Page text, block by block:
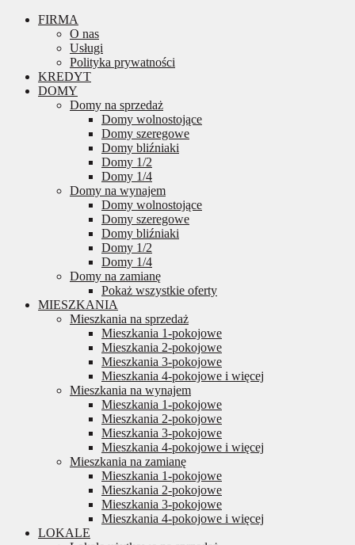
FIRMA
O nas
Usługi
Polityka prywatności
KREDYT
DOMY
Domy na sprzedaż
Domy wolnostojące
Domy szeregowe
Domy bliźniaki
Domy 1/2
Domy 1/4
Domy na wynajem
Domy wolnostojące
Domy szeregowe
Domy bliźniaki
Domy 1/2
Domy 1/4
Domy na zamianę
Pokaż wszystkie oferty
MIESZKANIA
Mieszkania na sprzedaż
Mieszkania 1-pokojowe
Mieszkania 2-pokojowe
Mieszkania 3-pokojowe
Mieszkania 4-pokojowe i więcej
Mieszkania na wynajem
Mieszkania 1-pokojowe
Mieszkania 2-pokojowe
Mieszkania 3-pokojowe
Mieszkania 4-pokojowe i więcej
Mieszkania na zamianę
Mieszkania 1-pokojowe
Mieszkania 2-pokojowe
Mieszkania 3-pokojowe
Mieszkania 4-pokojowe i więcej
LOKALE